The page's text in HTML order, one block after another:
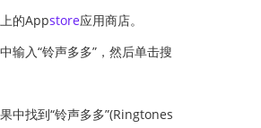
的Appstore应用商店。
输入“铃声多多”，然后单击搜
中找到“铃声多多”(Ringtones